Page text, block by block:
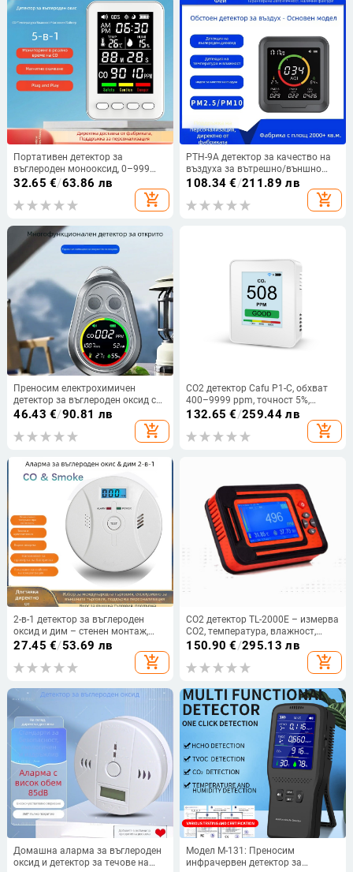
Портативен детектор за
въглероден монооксид, 0–999
ppm, висока точност, захранване
32.65 €/63.86 лв
add_shopping_cart
PTH-9A детектор за качество на
въздуха за вътрешно/външно
приложение: PM2.5, PM10, CO2;
обхват 40 м2; точност 0.01; Type-
C захранване
108.34 €/211.89 лв
add_shopping_cart
Преносим електрохимичен
детектор за въглероден оксид с
аларма за къмпинг на открито;
измерва атмосферно налягане,
надморска височина,
46.43 €/90.81 лв
add_shopping_cart
CO2 детектор Cafu P1-C, обхват
400–9999 ppm, точност 5%,
дисплей 240x320, захранване 5V
132.65 €/259.44 лв
add_shopping_cart
2-в-1 детектор за въглероден
оксид и дим – стенен монтаж,
безжичен интелигентен сензор,
обхват до 30 м², точност 99.5%,
захранване с DC 9V батерия
27.45 €/53.69 лв
add_shopping_cart
CO2 детектор TL-2000E – измерва
CO2, температура, влажност,
атмосферно налягане и
надморска височина – обхват 0–
9999 ppm, точност ±50 ppm ±5%
150.90 €/295.13 лв
add_shopping_cart
Домашна аларма за въглероден
оксид и детектор за течове на
Модел M-131: Преносим
инфрачервен детектор за